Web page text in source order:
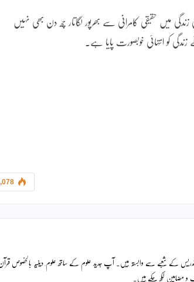
میں حقیقی کامرانی سے بھرپور لگاتار چھ دن بھی نہیں
کو انتہائی خوبصورت پایا ہے۔
پی ایچ ڈی کرچکے ہیں۔ آپ تقریباً 19 برس سے تعلیم و تدریس کے شعبے سے وابستہ ہیں۔ آپ جدید علوم کے ساتھ علوم ِ دینیہ بالخصوص
و مضامین لکھ چکے ہیں۔